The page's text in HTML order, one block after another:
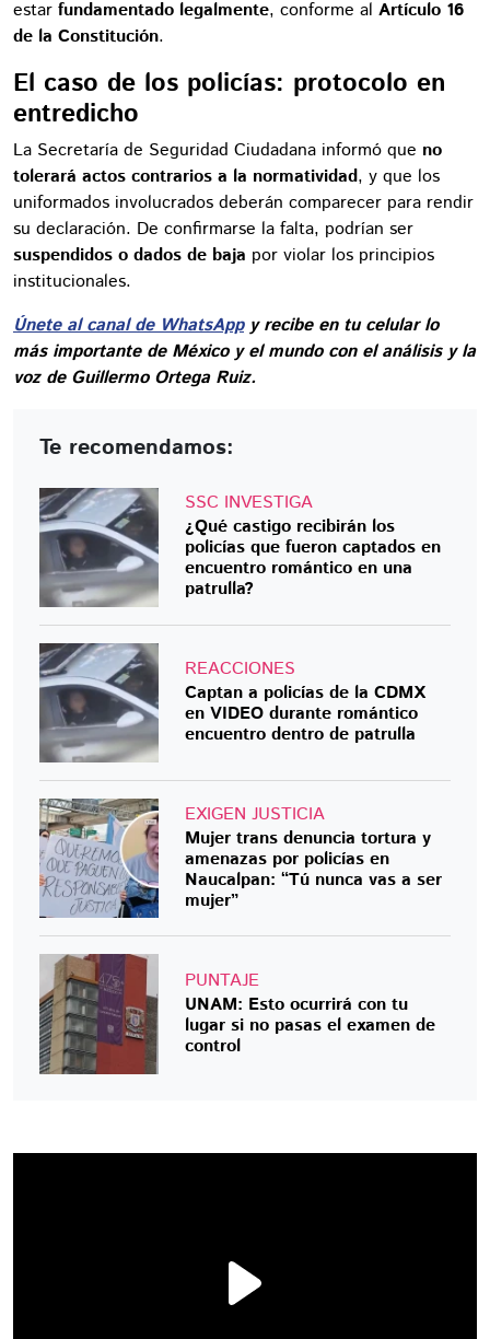
estar fundamentado legalmente, conforme al Artículo 16
de la Constitución.
El caso de los policías: protocolo en
entredicho
La Secretaría de Seguridad Ciudadana informó que no
tolerará actos contrarios a la normatividad, y que los
uniformados involucrados deberán comparecer para rendir
su declaración. De confirmarse la falta, podrían ser
suspendidos o dados de baja por violar los principios
institucionales.
Únete al canal de WhatsAppy recibe en tu celular lo
más importante de México y el mundo con el análisis y la
voz de Guillermo Ortega Ruiz.
Te recomendamos:
SSC INVESTIGA
¿Qué castigo recibirán los
policías que fueron captados en
encuentro romántico en una
patrulla?
REACCIONES
Captan a policías de la CDMX
en VIDEO durante romántico
encuentro dentro de patrulla
EXIGEN JUSTICIA
Mujer trans denuncia tortura y
amenazas por policías en
Naucalpan: “Tú nunca vas a ser
mujer”
PUNTAJE
UNAM: Esto ocurrirá con tu
lugar si no pasas el examen de
control